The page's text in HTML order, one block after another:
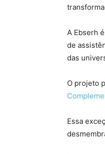
A Ebserh
de
das
O projeto
Essa